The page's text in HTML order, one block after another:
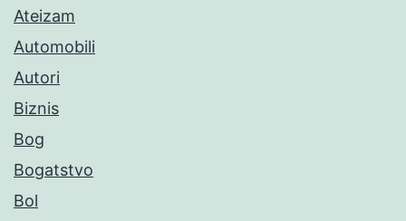
Ateizam
Automobili
Autori
Biznis
Bog
Bogatstvo
Bol